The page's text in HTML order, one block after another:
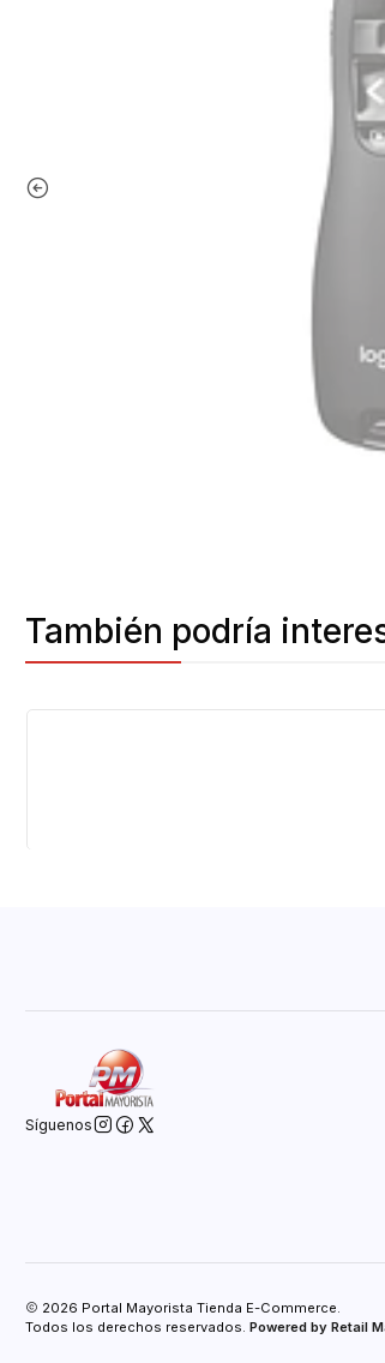
También podría
Síguenos
2026 Portal Mayorista Tienda E-Commerce.
Todos los derechos reservados. Powered by Retail